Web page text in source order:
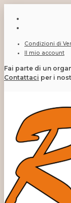
Condizioni di
Il mio account
Fai parte di un
Contattaci per i